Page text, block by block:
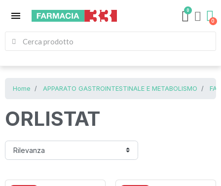
menu 0
Home APPARATO GASTROINTESTINALE E METABOLISMO
ORLISTAT